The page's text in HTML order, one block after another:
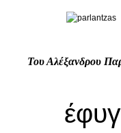
Του Αλέξανδρου